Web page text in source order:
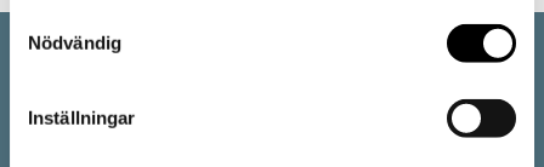
Samtyckesval
Nödvändig
Inställningar